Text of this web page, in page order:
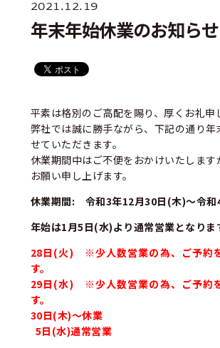
2021.12.19
年末年始休業のお知らせ
平素は格別のご高配を賜り、厚くお礼申
弊社では誠に勝手ながら、下記の通り年
せていただきます。
休業期間中はご不便をおかけいたします
お願い申し上げます。
休業期間: 令和3年12月30日(木)～令和
年始は1月5日(水)より通常営業となりま
28日(火) ※少人数営業の為、ご予約
す。
29日(水) ※少人数営業の為、ご予約
す。
30日(木)～休業
5日(水)通常営業